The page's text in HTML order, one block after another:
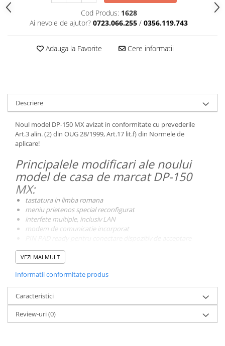
Cod Produs: 1628
Ai nevoie de ajutor? 0723.066.255 / 0356.119.743
Adauga la Favorite Cere informatii
Descriere
Noul model DP-150 MX avizat in conformitate cu prevederile
Art.3 alin. (2) din OUG 28/1999, Art.17 lit.f) din Normele de
aplicare!
Principalele modificari ale noului
model de casa de marcat DP-150
MX:
tastatura in limba romana
meniu prietenos special reconfigurat
interfete multiple, inclusiv LAN
modem de comunicatie incorporat
SPECIFICATII TEHNICE
Numarul maxim de articole care pot fi stocate
in baza de date- Pana la 100.000
Lungime nume articol (PLU)- Pana la 72 de
Tipuri de taxe- Cote TVA: 5 x cote programabile, 1
x Scutit TVA; 1 x Alte Taxe
Grupe de articole- Pana la 99
VEZI MAI MULT
Informatii conformitate produs
Caracteristici
Review-uri(0)